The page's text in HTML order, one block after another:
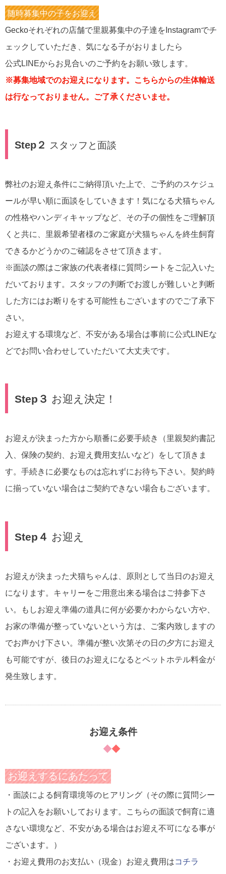
随時募集中の子をお迎え
Geckoそれぞれの店舗で里親募集中の子達をInstagramでチ
ェックしていただき、気になる子がおりましたら
公式LINEからお見合いのご予約をお願い致します。
※募集地域でのお迎えになります。こちらからの生体輸送
は行なっておりません。ご了承くださいませ。
Step２ スタッフと面談
弊社のお迎え条件にご納得頂いた上で、ご予約のスケジュ
ールが早い順に面談をしていきます！気になる犬猫ちゃん
の性格やハンディキャップなど、その子の個性をご理解頂
くと共に、里親希望者様のご家庭が犬猫ちゃんを終生飼育
できるかどうかのご確認をさせて頂きます。
※面談の際はご家族の代表者様に質問シートをご記入いた
だいております。スタッフの判断でお渡しが難しいと判断
した方にはお断りをする可能性もございますのでご了承下
さい。
お迎えする環境など、不安がある場合は事前に公式LINEな
どでお問い合わせしていただいて大丈夫です。
Step３ お迎え決定！
お迎えが決まった方から順番に必要手続き（里親契約書記
入、保険の契約、お迎え費用支払いなど）をして頂きま
す。手続きに必要なものは忘れずにお待ち下さい。契約時
に揃っていない場合はご契約できない場合もございます。
Step４ お迎え
お迎えが決まった犬猫ちゃんは、原則として当日のお迎え
になります。キャリーをご用意出来る場合はご持参下さ
い。もしお迎え準備の道具に何が必要かわからない方や、
お家の準備が整っていないという方は、ご案内致しますの
でお声かけ下さい。準備が整い次第その日の夕方にお迎え
も可能ですが、後日のお迎えになるとペットホテル料金が
発生致します。
お迎え条件
お迎えするにあたって
・面談による飼育環境等のヒアリング（その際に質問シー
トの記入をお願いしております。こちらの面談で飼育に適
さない環境など、不安がある場合はお迎え不可になる事が
ございます。）
・お迎え費用のお支払い（現金） お迎え費用はコチラ